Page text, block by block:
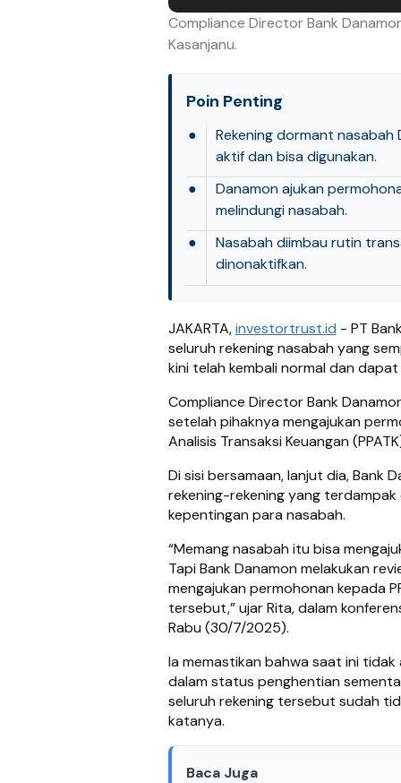
Compliance Director Bank
Kasanjanu.
Poin Penting
●
Rekening dormant nasabah
aktif dan bisa digunakan.
●
Danamon ajukan
melindungi nasabah.
●
Nasabah diimbau rutin
dinonaktifkan.
JAKARTA,investortrust.id - PT
seluruh rekening nasabah yang
kini telah kembali normal dan
Compliance Director Bank
setelah pihaknya mengajukan
Analisis Transaksi Keuangan
Di sisi bersamaan, lanjut dia, Bank
rekening-rekening yang
kepentingan para nasabah.
“Memang nasabah itu bisa
Tapi Bank Danamon melakukan
mengajukan permohonan kepada
tersebut,” ujar Rita, dalam
Rabu (30/7/2025).
Ia memastikan bahwa saat ini
dalam status penghentian
seluruh rekening tersebut sudah
katanya.
Baca Juga